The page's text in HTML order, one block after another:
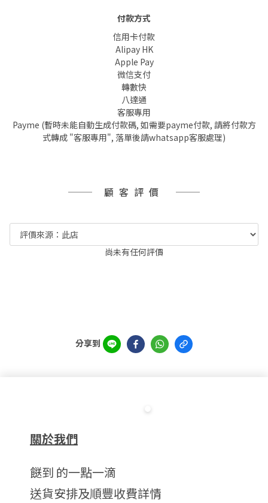
付款方式
信用卡付款
Alipay HK
Apple Pay
微信支付
轉數快
八達通
客服專用
Payme (暫時未能自動生成付款碼, 如需要payme付款, 請將付款方
式轉成 "客服專用", 落單後請whatsapp客服處理)
顧客評價
尚未有任何評價
分享到
關於我們
餸到 的一點一滴
送貨安排及順豐收費詳情